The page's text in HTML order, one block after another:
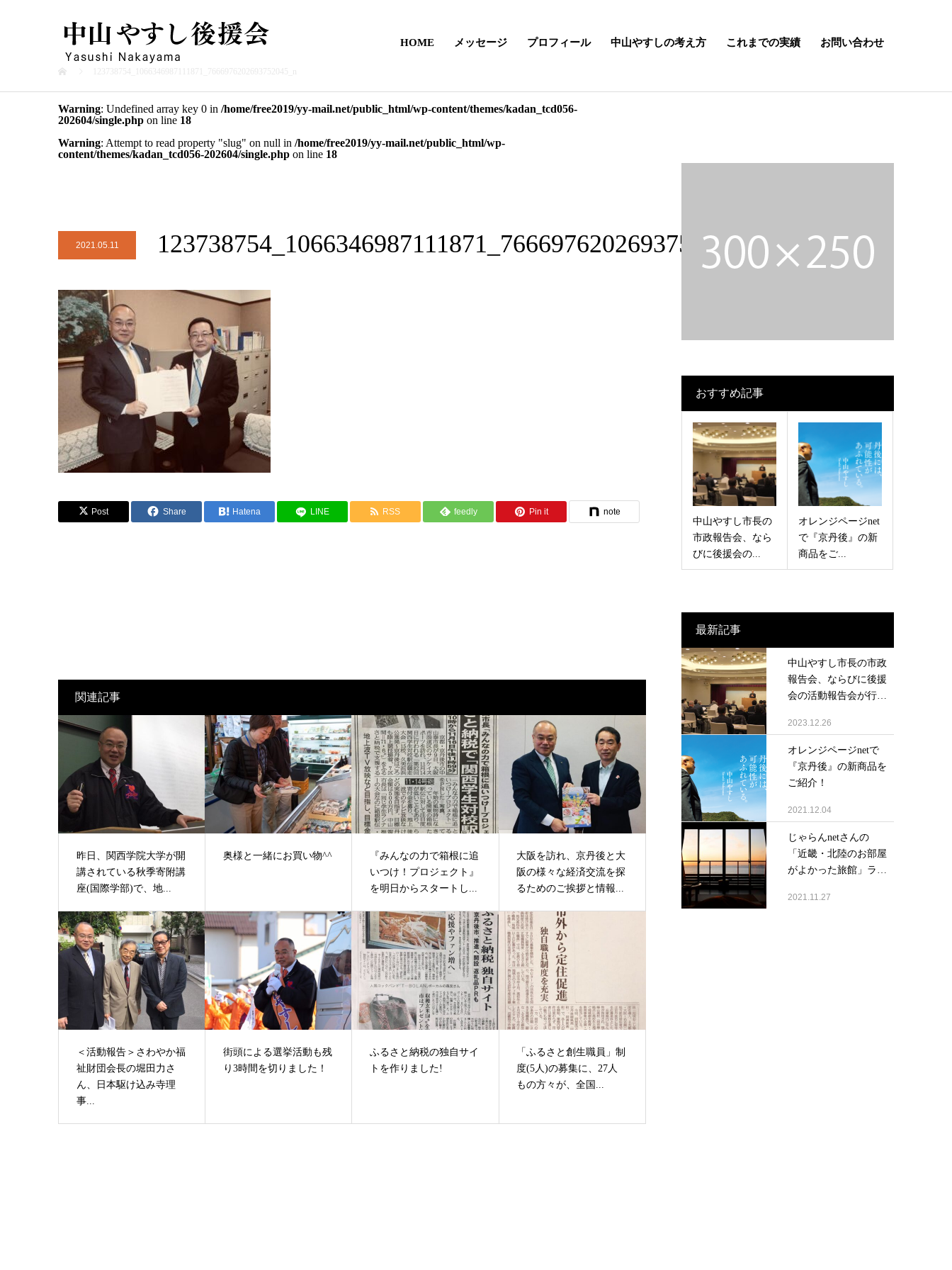
HOME メッセージ プロフィール 中山やすしの考え方 これまでの実績 お問い合わせ
123738754_1066346987111871_7666976202693752045_n
Warning: Undefined array key 0 in /home/free2019/yy-mail.net/public_html/wp-content/themes/kadan_tcd056-
202604/single.php on line 18
Warning: Attempt to read property "slug" on null in /home/free2019/yy-mail.net/public_html/wp-
content/themes/kadan_tcd056-202604/single.php on line 18
2021.05.11 123738754_1066346987111871_7666976202693752045_n
Post Share Hatena LINE RSS feedly Pin it note
関連記事
昨日、関西学院大学が開
講されている秋季寄附講
座(国際学部)で、地...
奥様と一緒にお買い物^^
『みんなの力で箱根に追
いつけ！プロジェクト』
を明日からスタートし...
大阪を訪れ、京丹後と大
阪の様々な経済交流を探
るためのご挨拶と情報...
＜活動報告＞さわやか福
祉財団会長の堀田力さ
ん、日本駆け込み寺理
事...
街頭による選挙活動も残
り3時間を切りました！
ふるさと納税の独自サイ
トを作りました!
「ふるさと創生職員」制
度(5人)の募集に、27人
もの方々が、全国...
おすすめ記事
中山やすし市長の
市政報告会、なら
びに後援会の...
オレンジページnet
で『京丹後』の新
商品をご...
最新記事
中山やすし市長の市政
報告会、ならびに後援
会の活動報告会が行
2023.12.26
オレンジページnetで
『京丹後』の新商品を
ご紹介！
2021.12.04
じゃらんnetさんの
「近畿・北陸のお部屋
がよかった旅館」ラ
2021.11.27